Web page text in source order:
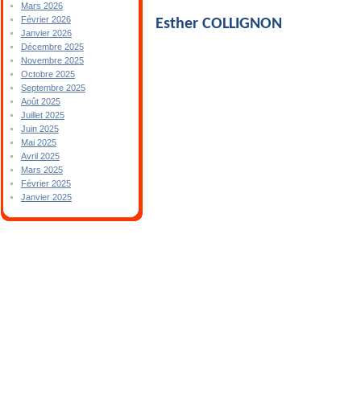
Mars 2026
Février 2026
Janvier 2026
Décembre 2025
Novembre 2025
Octobre 2025
Septembre 2025
Août 2025
Juillet 2025
Juin 2025
Mai 2025
Avril 2025
Mars 2025
Février 2025
Janvier 2025
Esther COLLIGNON